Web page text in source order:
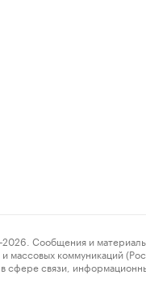
и материалы
коммуникаций
сфере связи,